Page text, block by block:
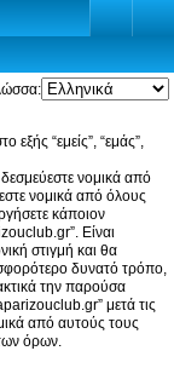
“εμείς”, “εμάς”,
νομικά από
νομικά από όλους
κάποιον
Είναι
στιγμή και θα
δυνατό τρόπο,
την παρούσα
μετά τις
από αυτούς τους
όρων.